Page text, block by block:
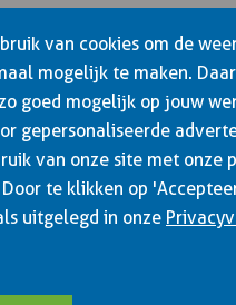
bezinken. Je brein
op. Dit werkt goed voor
hebt, bijvoorbeeld voor
per dag. Het voordeel:
mensen vinden het ook
van cookies om de
mogelijk te maken.
goed mogelijk op jouw
gepersonaliseerde
van onze site met onze
te klikken op
uitgelegd in onze